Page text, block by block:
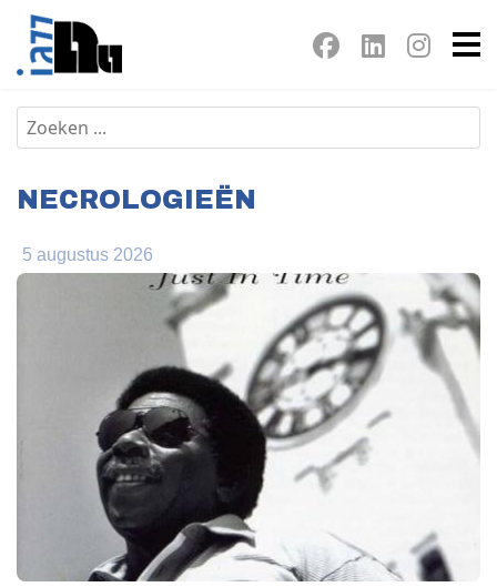
NECROLOGIEËN
5 augustus 2026